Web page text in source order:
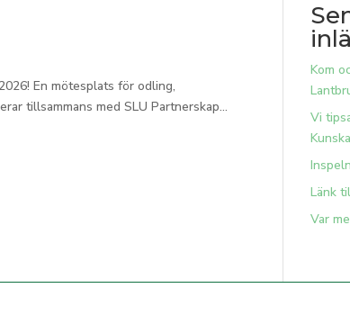
En mötesplats för odling,
tillsammans med SLU Partnerskap...
Kom
Vi
Länk
Var